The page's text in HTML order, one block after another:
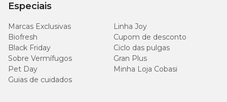
Especiais
Marcas Exclusivas
Linha Joy
Biofresh
Cupom de desconto
Black Friday
Ciclo das pulgas
Sobre Vermífugos
Gran Plus
Pet Day
Minha Loja Cobasi
Guias de cuidados